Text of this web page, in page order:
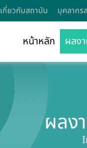
เกี่ยวกับสถาบัน บุคลากร
หน้าหลัก ผลง
ผลง